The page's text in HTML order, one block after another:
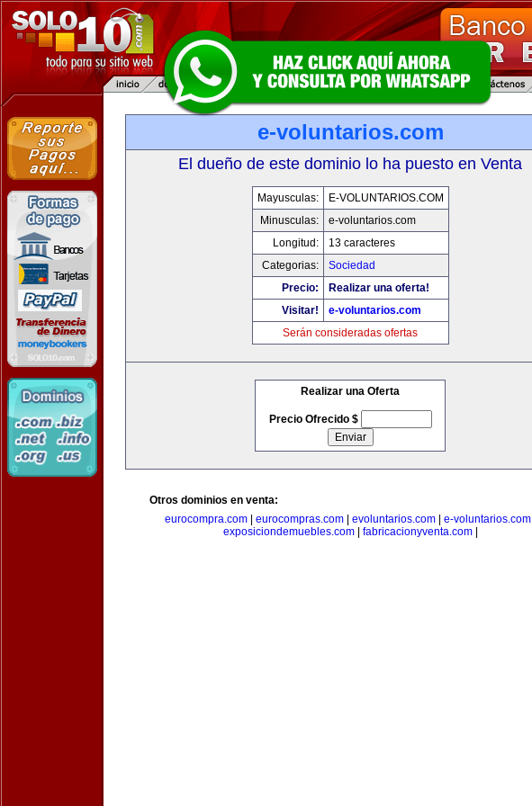
e-voluntarios.com
El dueño de este dominio lo ha puesto en Venta
Mayusculas:
E-VOLUNTARIOS.COM
Minusculas:
e-voluntarios.com
Longitud:
13 caracteres
Categorias:
Sociedad
Precio:
Realizar una oferta!
Visitar!
e-voluntarios.com
Serán consideradas ofertas
Realizar una Oferta
Precio Ofrecido $
Otros dominios en venta:
eurocompra.com| eurocompras.com| evoluntarios.com| e-voluntarios.com|
exposiciondemuebles.com| fabricacionyventa.com|